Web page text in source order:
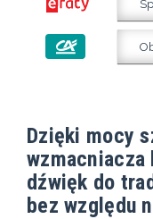
Dzięki mocy
wzmacniacza
dźwięk do
bez względu